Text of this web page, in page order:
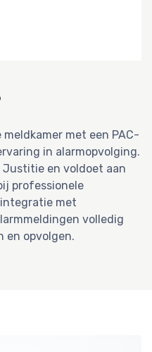
met een PAC-
in alarmopvolging.
Justitie en voldoet aan
professionele
met
volledig
en opvolgen.